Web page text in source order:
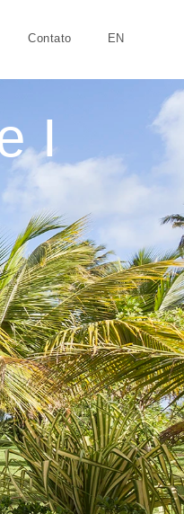
Contato EN
I